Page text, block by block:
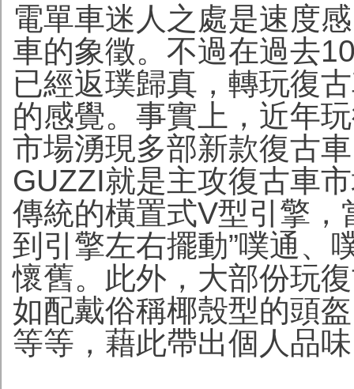
電單車迷人之處是速度
車的象徵。不過在過去
已經返璞歸真，轉玩復
的感覺。事實上，近年
市場湧現多部新款復古
GUZZI就是主攻復古車
傳統的橫置式V型引擎
到引擎左右擺動”噗通、
懷舊。此外，大部份玩
如配戴俗稱椰殼型的頭
等等，藉此帶出個人品